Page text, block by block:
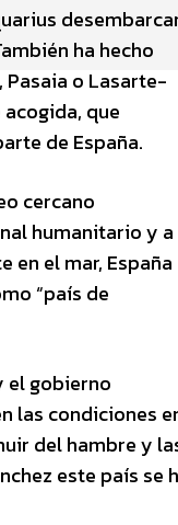
ha hecho
Pasaia o Lasarte-
que
de España.
cercano
humanitario y a
en el mar, España
“país de
el gobierno
las condiciones
del hambre y
este país se